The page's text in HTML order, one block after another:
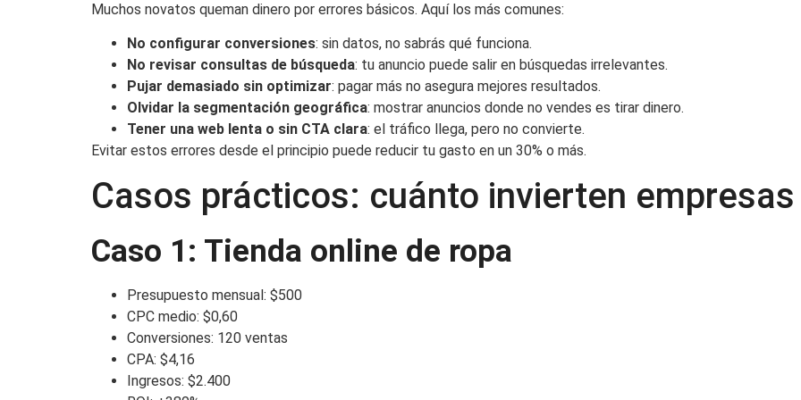
Muchos novatos queman dinero por errores básicos. Aquí los más comunes:
No configurar conversiones: sin datos, no sabrás qué funciona.
No revisar consultas de búsqueda: tu anuncio puede salir en búsquedas irrelevantes.
Pujar demasiado sin optimizar: pagar más no asegura mejores resultados.
Olvidar la segmentación geográfica: mostrar anuncios donde no vendes es tirar dinero.
Tener una web lenta o sin CTA clara: el tráfico llega, pero no convierte.
Evitar estos errores desde el principio puede reducir tu gasto en un 30% o más.
Casos prácticos: cuánto invierten
Caso 1: Tienda online de ropa
Presupuesto mensual: $500
CPC medio: $0,60
Conversiones: 120 ventas
CPA: $4,16
Ingresos: $2.400